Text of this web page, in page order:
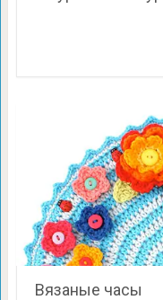
Вязаные часы